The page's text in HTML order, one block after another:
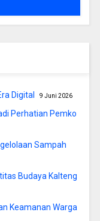
Digital 9 Juni 2026
Perhatian Pemko
Sampah
Budaya Kalteng
Keamanan Warga